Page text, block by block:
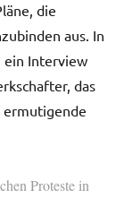
die
aus. In
ein Interview
das
ermutigende
Proteste in